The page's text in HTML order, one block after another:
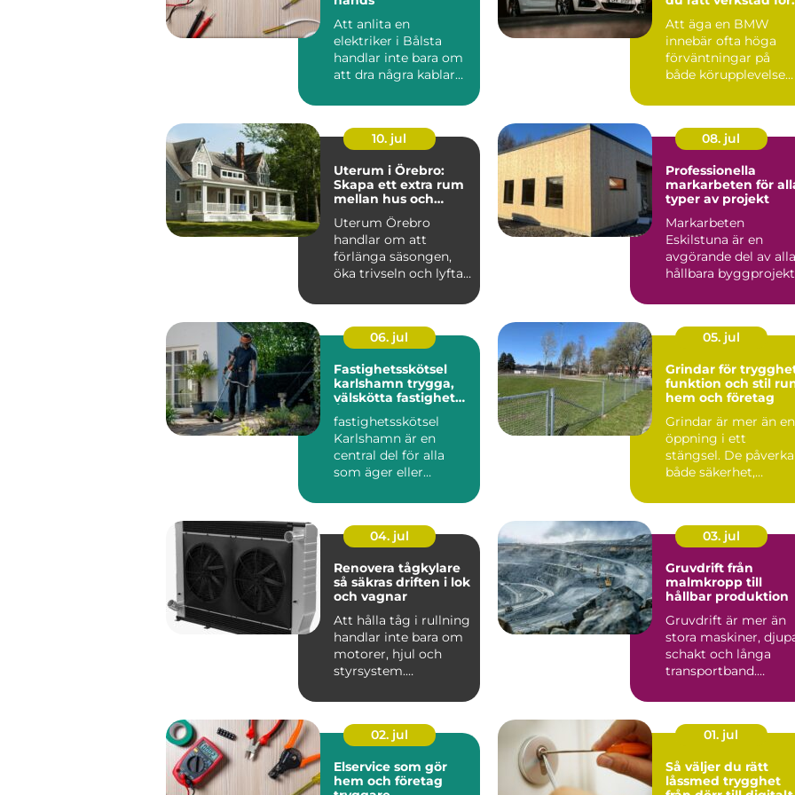
Att anlita en
elektriker i Bålsta
handlar inte bara om
att dra några kablar
strömbryta...
Att äga en BMW
innebär ofta höga
förväntningar på
både körupplevelse
bilen ska...
10. jul
Uterum i Örebro:
Skapa ett extra rum
mellan hus och
Uterum Örebro
handlar om att
förlänga säsongen,
öka trivseln och lyfta
08. jul
Professionella
markarbeten för
typer av projekt
Markarbeten
Eskilstuna är en
avgörande del av alla
hållbara
06. jul
Fastighetsskötsel
karlshamn trygga,
välskötta fastigheter
fastighetsskötsel
Karlshamn är en
central del för alla
som äger eller
området, oavse...
05. jul
Grindar för
funktion och stil
hem och företag
Grindar är mer än en
öppning i ett
stängsel. De
både säkerhet,
en fa...
04. jul
Renovera tågkylare
så säkras driften i lok
och vagnar
Att hålla tåg i rullning
handlar inte bara om
motorer, hjul och
styrsystem.
avgöra...
03. jul
Gruvdrift från
malmkropp till
hållbar produktion
Gruvdrift är mer än
stora maskiner,
schakt och långa
transportband.
malm finns...
02. jul
Elservice som gör
hem och företag
01. jul
Så väljer du rätt
låssmed trygghet